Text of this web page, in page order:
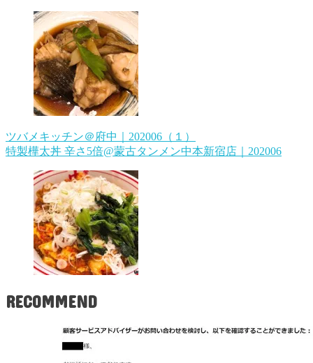
ツバメキッチン＠府中｜202006（１）
特製樺太丼 辛さ5倍@蒙古タンメン中本新宿店｜202006
RECOMMEND